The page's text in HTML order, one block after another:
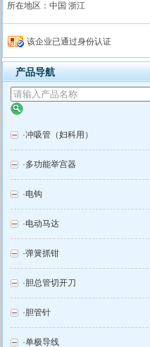
所在地区：中国 浙江
该企业已通过身份认证
产品导航
·冲吸管（妇科用）
·多功能举宫器
·电钩
·电动马达
·弹簧抓钳
·胆总管切开刀
·胆管针
·单极导线